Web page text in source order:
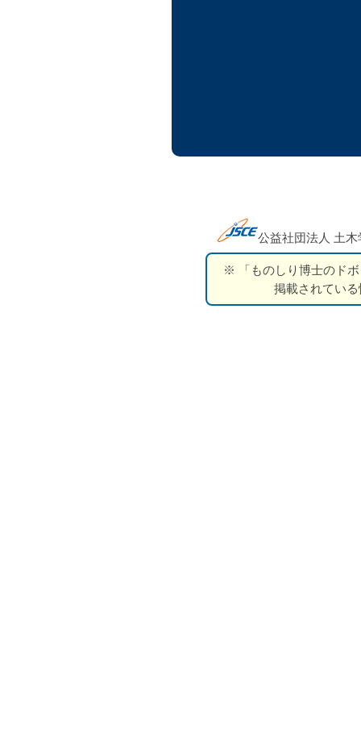
公益社団法人 土木
※ 「ものしり博士のド
掲載されてい